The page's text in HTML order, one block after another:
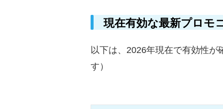
現在有効な最新プロモ
以下は、2026年現在で有効性
す）